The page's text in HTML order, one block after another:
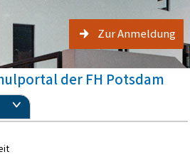
Zur Anmeldung
der FH Potsdam